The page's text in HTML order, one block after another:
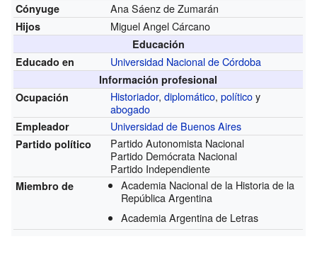
Cónyuge Ana Sáenz de Zumarán
Hijos Miguel Angel Cárcano
Educación
Educado en
Universidad Nacional de Córdoba
Información profesional
Ocupación
Historiador,diplomático,políticoy
abogado
Empleador Universidad de Buenos Aires
Partido político
Partido Autonomista Nacional
Partido Demócrata Nacional
Partido Independiente
Miembro de
Academia Nacional de la Historia de la
República Argentina
Academia Argentina de Letras